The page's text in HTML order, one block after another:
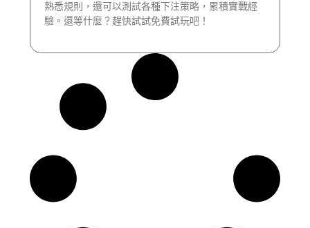
熟悉規則，還可以測試各種下注策略，累積實戰經
驗。還等什麼？趕快試試免費試玩吧！